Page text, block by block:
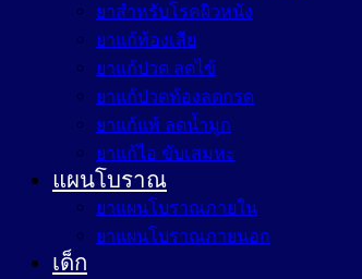
ยาสำหรับโรคผิวหนัง
ยาแก้ท้องเสีย
ยาแก้ปวด ลดไข้
ยาแก้ปวดท้องลดกรด
ยาแก้แพ้ ลดน้ำมูก
ยาแก้ไอ ขับเสมหะ
แผนโบราณ
ยาแผนโบราณภายใน
ยาแผนโบราณภายนอก
เด็ก